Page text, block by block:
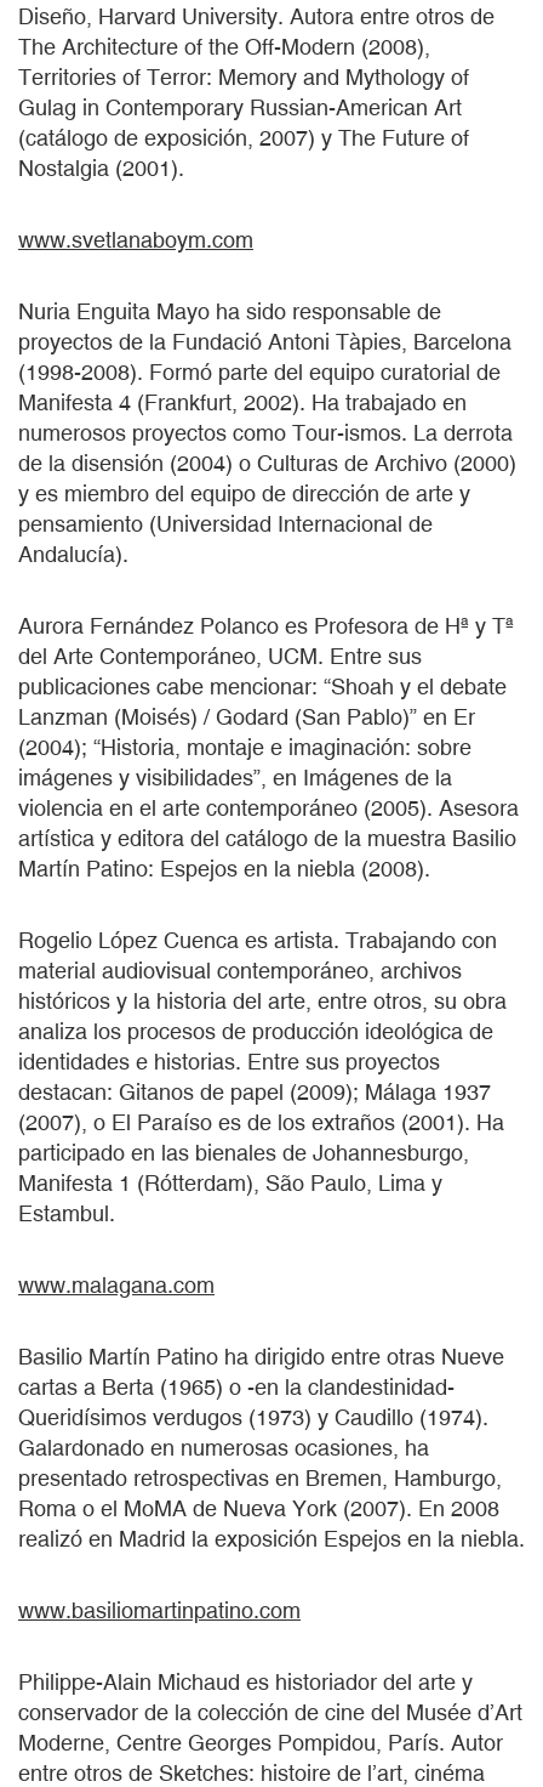
Diseño, Harvard University. Autora entre otros de
The Architecture of the Off-Modern (2008),
Territories of Terror: Memory and Mythology of
Gulag in Contemporary Russian-American Art
(catálogo de exposición, 2007) y The Future of
Nostalgia (2001).
www.svetlanaboym.com
Nuria Enguita Mayo ha sido responsable de
proyectos de la Fundació Antoni Tàpies, Barcelona
(1998-2008). Formó parte del equipo curatorial de
Manifesta 4 (Frankfurt, 2002). Ha trabajado en
numerosos proyectos como Tour-ismos. La derrota
de la disensión (2004) o Culturas de Archivo (2000)
y es miembro del equipo de dirección de arte y
pensamiento (Universidad Internacional de
Andalucía).
Aurora Fernández Polanco es Profesora de Hª y Tª
del Arte Contemporáneo, UCM. Entre sus
publicaciones cabe mencionar: “Shoah y el debate
Lanzman (Moisés) / Godard (San Pablo)” en Er
(2004); “Historia, montaje e imaginación: sobre
imágenes y visibilidades”, en Imágenes de la
violencia en el arte contemporáneo (2005). Asesora
artística y editora del catálogo de la muestra Basilio
Martín Patino: Espejos en la niebla (2008).
Rogelio López Cuenca es artista. Trabajando con
material audiovisual contemporáneo, archivos
históricos y la historia del arte, entre otros, su obra
analiza los procesos de producción ideológica de
identidades e historias. Entre sus proyectos
destacan: Gitanos de papel (2009); Málaga 1937
(2007), o El Paraíso es de los extraños (2001). Ha
participado en las bienales de Johannesburgo,
Manifesta 1 (Rótterdam), São Paulo, Lima y
Estambul.
www.malagana.com
Basilio Martín Patino ha dirigido entre otras Nueve
cartas a Berta (1965) o -en la clandestinidad-
Queridísimos verdugos (1973) y Caudillo (1974).
Galardonado en numerosas ocasiones, ha
presentado retrospectivas en Bremen, Hamburgo,
Roma o el MoMA de Nueva York (2007). En 2008
realizó en Madrid la exposición Espejos en la niebla.
www.basiliomartinpatino.com
Philippe-Alain Michaud es historiador del arte y
conservador de la colección de cine del Musée d’Art
Moderne, Centre Georges Pompidou, París. Autor
entre otros de Sketches: histoire de l’art, cinéma